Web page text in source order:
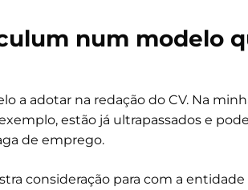
num modelo
a adotar na redação do CV. Na
estão já ultrapassados e
de emprego.
consideração para com a entidade